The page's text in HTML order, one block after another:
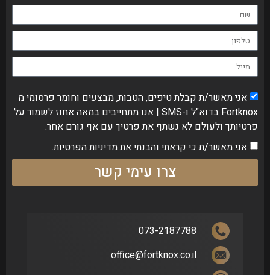
אני מאשר/ת קבלת טיפים, הטבות, מבצעים וחומר פרסומי מ
Fortknox בדוא"ל ו-SMS | אנו מתחייבים במאה אחוז לשמור על
פרטיותך ולעולם לא נשתף את פרטיך עם אף גורם אחר.
אני מאשר/ת כי קראתי והבנתי אתמדיניות הפרטיות.
צרו עימי קשר
073-2187788
office@fortknox.co.il